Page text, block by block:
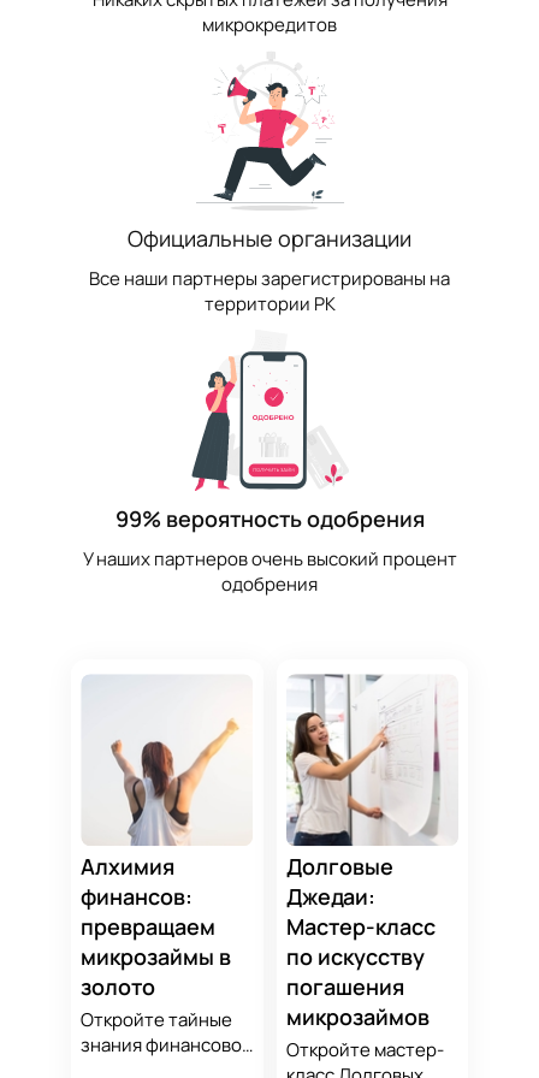
микрокредитов
Официальные организации
Все наши партнеры зарегистрированы на
территории РК
99% вероятность одобрения
У наших партнеров очень высокий процент
одобрения
Алхимия
финансов:
превращаем
микрозаймы в
золото
Откройте тайные
знания финансовой
Долговые
Джедаи:
Мастер-класс
по искусству
погашения
микрозаймов
Откройте мастер-